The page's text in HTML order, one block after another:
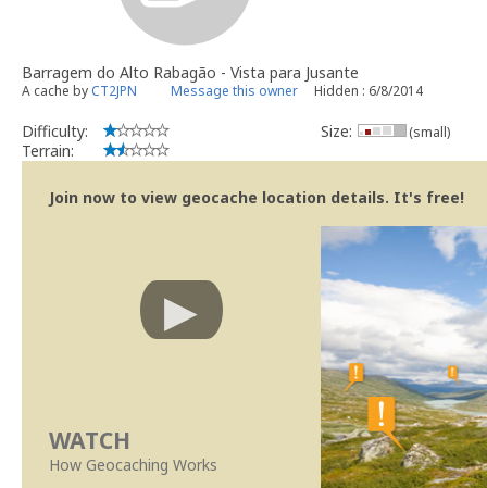
Se no local existe algum recipiente por favor recolha-
Uma vez que se trata de um caso de falta de manutenção a
conta este arquivamento por falta de manutenção.
btreviewer
Work with the reviewer, not against him
Barragem do Alto Rabagão - Vista para Jusante
A cache by CT2JPN Message this owner Hidden : 6/8/2014
Difficulty:
Terrain:
Size: (small)
Join now to view geocache location details. It's free!
WATCH
How Geocaching Works